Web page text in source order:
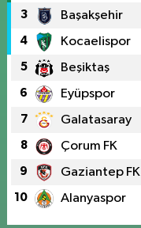
3 Başakşehir
4 Kocaelispor
5 Beşiktaş
6 Eyüpspor
7 Galatasaray
8 Çorum FK
9 Gaziantep FK
10 Alanyaspor